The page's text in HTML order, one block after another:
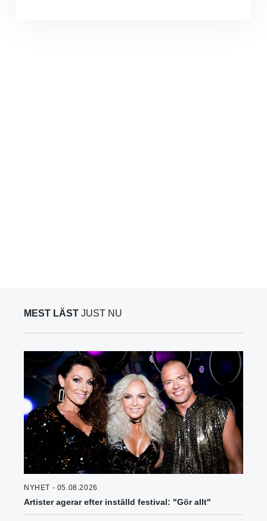
MEST LÄST JUST NU
NYHET - 05.08.2026
Artister agerar efter inställd festival: "Gör allt"